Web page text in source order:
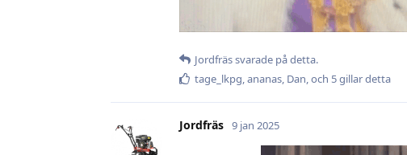
Jordfrässvarade på detta.
tage_lkpg,ananas, Dan, och 5gillar detta
Jordfräs 9 jan 2025